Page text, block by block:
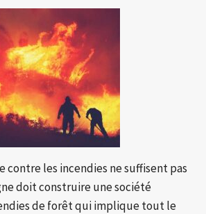
contre les incendies ne suffisent pas
doit construire une société
de forêt qui implique tout le